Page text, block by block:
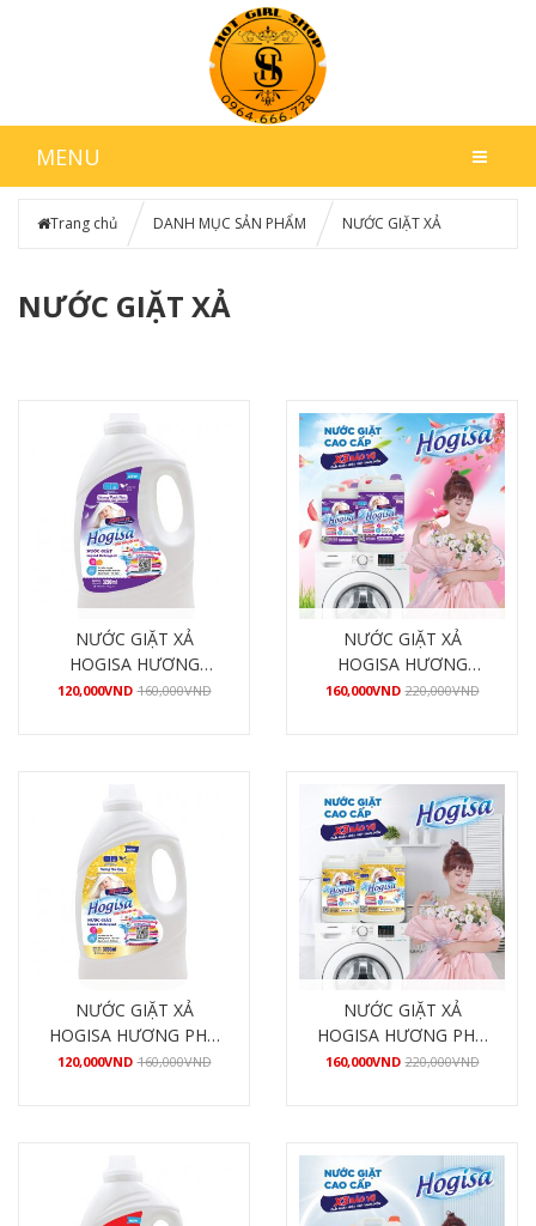
MENU
Trang chủ DANH MỤC SẢN PHẨM NƯỚC GIẶT XẢ
NƯỚC GIẶT XẢ
NƯỚC GIẶT XẢ
HOGISA HƯƠNG
HẠNH PHÚC 3200ML
120,000VND 160,000VND
NƯỚC GIẶT XẢ
HOGISA HƯƠNG
HẠNH PHÚC 4800ML
160,000VND 220,000VND
NƯỚC GIẶT XẢ
HOGISA HƯƠNG PHÚ
QUÝ 3200ML
120,000VND 160,000VND
NƯỚC GIẶT XẢ
HOGISA HƯƠNG PHÚ
QUÝ 4800ML
160,000VND 220,000VND